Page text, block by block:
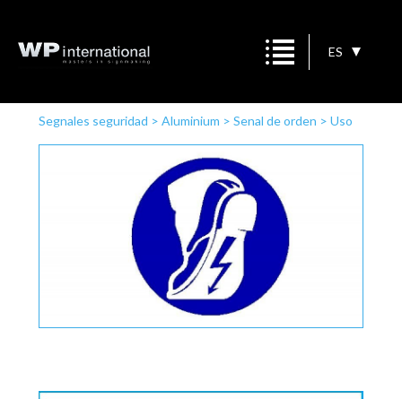
ES
Segnales seguridad > Aluminium > Senal de orden > Uso
obligatorio de zapatos dieléctricas